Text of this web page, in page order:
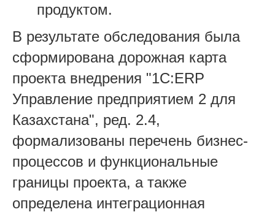
продуктом.
В результате обследования была
сформирована дорожная карта
проекта внедрения "1C:ERP
Управление предприятием 2 для
Казахстана", ред. 2.4,
формализованы перечень бизнес-
процессов и функциональные
границы проекта, а также
определена интеграционная